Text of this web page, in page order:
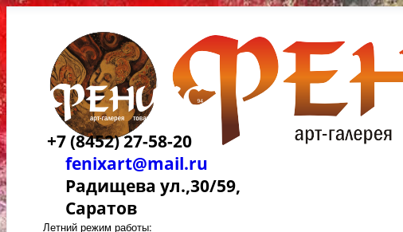
+7 (8452) 27-58-20
fenixart@mail.ru
Радищева ул.,30/59,
Саратов
Летний режим работы: